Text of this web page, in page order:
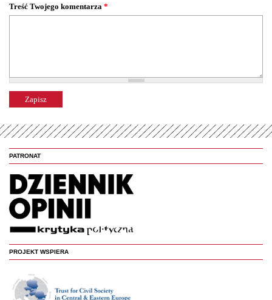
y
Treść Twojego komentarza *
PATRONAT
PROJEKT WSPIERA